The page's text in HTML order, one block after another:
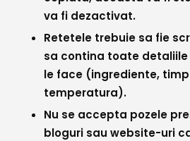
Rețete cu Carne
Rețete Vegetariene
Salate
Sandwichuri și Wraps
Supe și Ciorbe
va fi dezactivat.
Retetele trebuie sa fie
sa contina toate
le face (ingrediente,
temperatura).
Nu se accepta pozele
bloguri sau website-uri